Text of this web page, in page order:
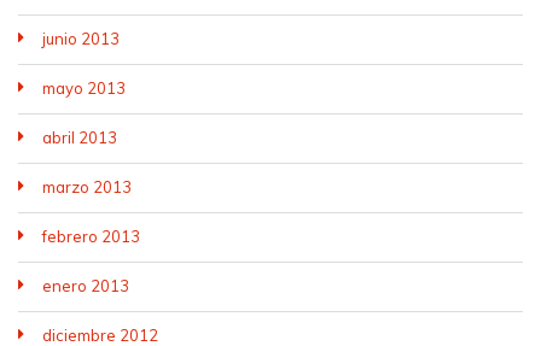
junio 2013
mayo 2013
abril 2013
marzo 2013
febrero 2013
enero 2013
diciembre 2012